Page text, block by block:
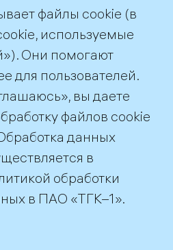
(ЕТО).
г. Кировска
Апатитской ТЭЦ
ЕТО являлось ОАО
города Кировска и
файлы cookie (в
используемые
Они помогают
для пользователей.
вы даете
файлов cookie
данных
в
обработки
в ПАО «ТГК–1».